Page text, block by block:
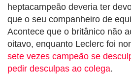
heptacampeão deveria ter
que o seu companheiro de
Acontece que o britânico não
oitavo, enquanto Leclerc foi
sete vezes campeão se
pedir desculpas ao colega.